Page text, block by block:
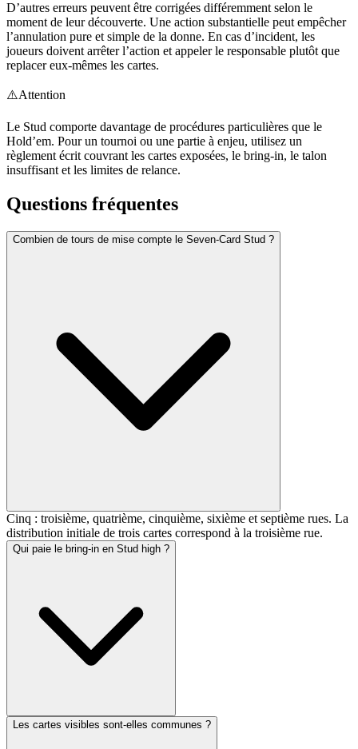
D’autres erreurs peuvent être corrigées différemment selon le
moment de leur découverte. Une action substantielle peut empêcher
l’annulation pure et simple de la donne. En cas d’incident, les
joueurs doivent arrêter l’action et appeler le responsable plutôt que
replacer eux-mêmes les cartes.
⚠️Attention
Le Stud comporte davantage de procédures particulières que le
Hold’em. Pour un tournoi ou une partie à enjeu, utilisez un
règlement écrit couvrant les cartes exposées, le bring-in, le talon
insuffisant et les limites de relance.
Questions fréquentes
Combien de tours de mise compte le Seven-Card Stud ?
Cinq : troisième, quatrième, cinquième, sixième et septième rues. La
distribution initiale de trois cartes correspond à la troisième rue.
Qui paie le bring-in en Stud high ?
Les cartes visibles sont-elles communes ?